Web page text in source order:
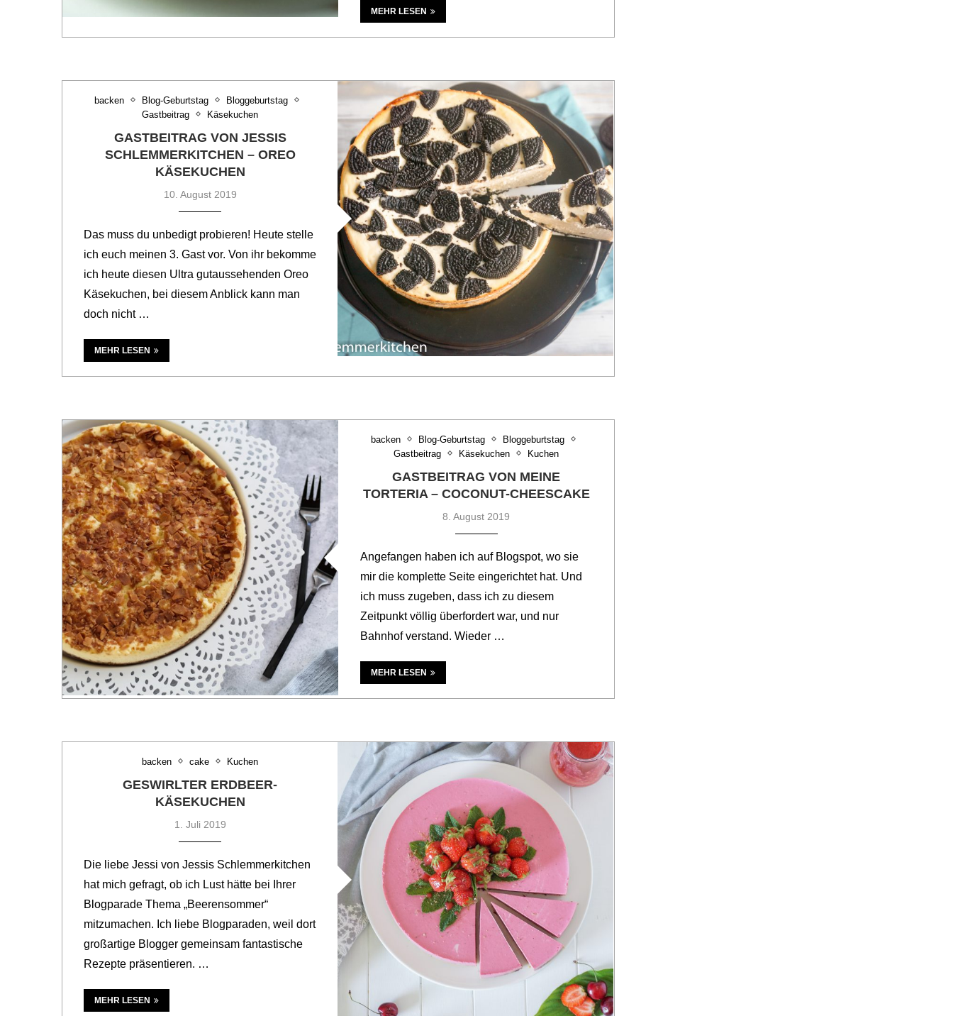
MEHR LESEN
backen Blog-Geburtstag
Bloggeburtstag
Gastbeitrag
Käsekuchen
GASTBEITRAG VON JESSIS
SCHLEMMERKITCHEN – OREO
KÄSEKUCHEN
10. August 2019
Das muss du unbedigt probieren! Heute stelle
ich euch meinen 3. Gast vor. Von ihr bekomme
ich heute diesen Ultra gutaussehenden Oreo
Käsekuchen, bei diesem Anblick kann man
doch nicht …
MEHR LESEN
backen Blog-Geburtstag
Bloggeburtstag
Gastbeitrag
Käsekuchen Kuchen
GASTBEITRAG VON MEINE
TORTERIA – COCONUT-CHEESCAKE
8. August 2019
Angefangen haben ich auf Blogspot, wo sie
mir die komplette Seite eingerichtet hat. Und
ich muss zugeben, dass ich zu diesem
Zeitpunkt völlig überfordert war, und nur
Bahnhof verstand. Wieder …
MEHR LESEN
backen cake Kuchen
GESWIRLTER ERDBEER-
KÄSEKUCHEN
1. Juli 2019
Die liebe Jessi von Jessis Schlemmerkitchen
hat mich gefragt, ob ich Lust hätte bei Ihrer
Blogparade Thema „Beerensommer“
mitzumachen. Ich liebe Blogparaden, weil dort
großartige Blogger gemeinsam fantastische
Rezepte präsentieren. …
MEHR LESEN